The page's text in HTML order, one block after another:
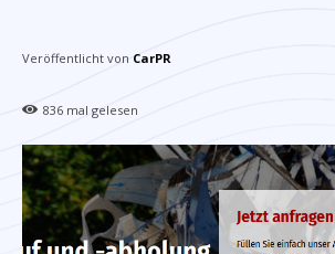
Veröffentlicht von CarPR
836 mal gelesen